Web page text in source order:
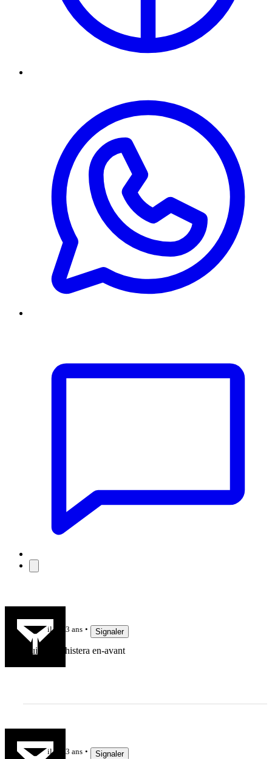
il y a 3 ans Signaler
Oui belle chistera en-avant
il y a 3 ans Signaler